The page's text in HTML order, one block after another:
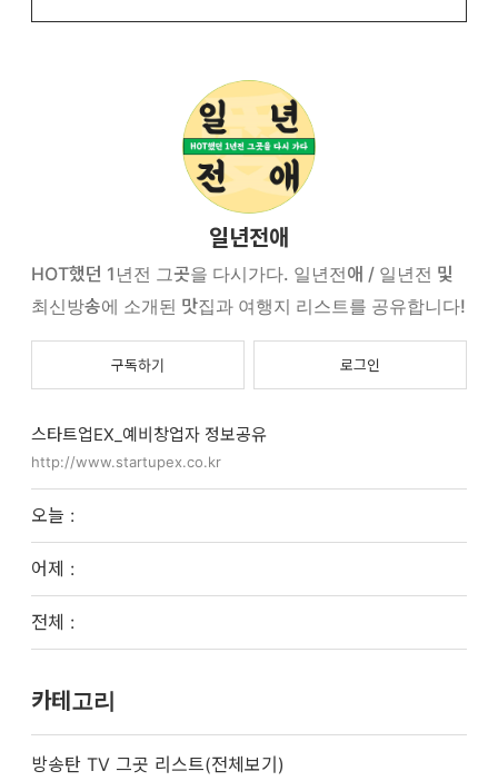
일년전애
HOT했던 1년전 그곳을 다시가다. 일년전애 / 일년전 및
최신방송에 소개된 맛집과 여행지 리스트를 공유합니다!
구독하기 로그인
스타트업EX_예비창업자 정보공유
http://www.startupex.co.kr
오늘 :
어제 :
전체 :
카테고리
방송탄 TV 그곳 리스트(전체보기)